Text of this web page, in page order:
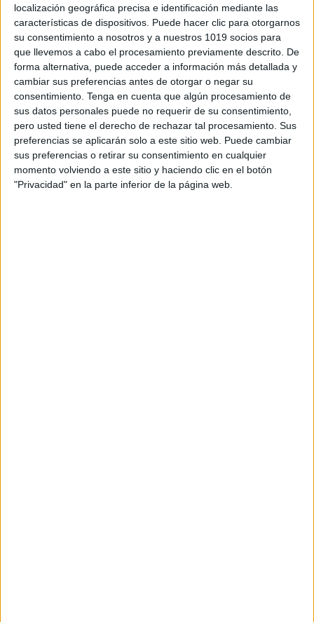
localización geográfica precisa e identificación mediante las
características de dispositivos. Puede hacer clic para otorgarnos
su consentimiento a nosotros y a nuestros 1019 socios para
que llevemos a cabo el procesamiento previamente descrito. De
forma alternativa, puede acceder a información más detallada y
cambiar sus preferencias antes de otorgar o negar su
consentimiento. Tenga en cuenta que algún procesamiento de
sus datos personales puede no requerir de su consentimiento,
pero usted tiene el derecho de rechazar tal procesamiento. Sus
preferencias se aplicarán solo a este sitio web. Puede cambiar
sus preferencias o retirar su consentimiento en cualquier
momento volviendo a este sitio y haciendo clic en el botón
"Privacidad" en la parte inferior de la página web.